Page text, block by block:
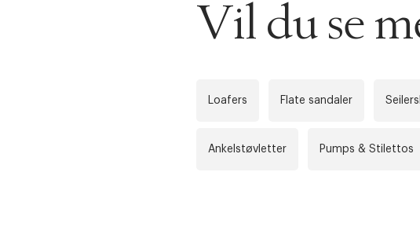
Vil du se
Loafers Flate sandaler
Ankelstøvletter Pumps & Stilettos
Levering innen 2-5
TILFØY NYTT ØNSKE
Øv vi kan desværre ikke